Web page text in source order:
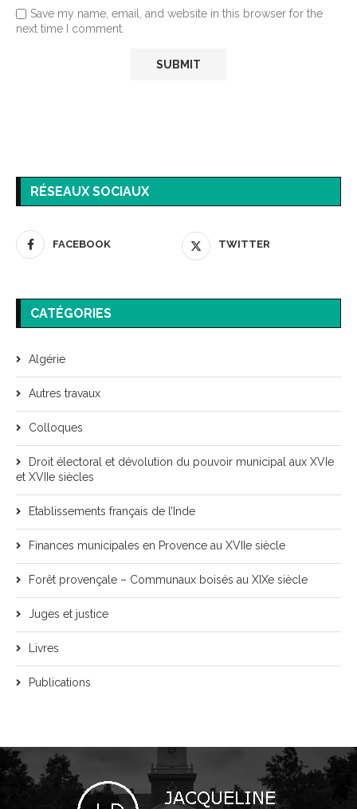
Save my name, email, and website in this browser for the
next time I comment.
RÉSEAUX SOCIAUX
FACEBOOK TWITTER
CATÉGORIES
Algérie
Autres travaux
Colloques
Droit électoral et dévolution du pouvoir municipal aux XVIe
et XVIIe siècles
Etablissements français de l’Inde
Finances municipales en Provence au XVIIe siècle
Forêt provençale – Communaux boisés au XIXe siècle
Juges et justice
Livres
Publications